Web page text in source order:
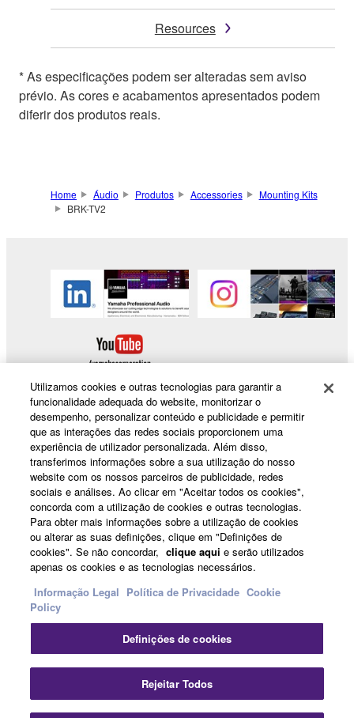
Resources
* As especificações podem ser alteradas sem aviso
prévio. As cores e acabamentos apresentados podem
diferir dos produtos reais.
Home Áudio Produtos Accessories
Mounting Kits
BRK-TV2
Products & Solutions
News
About Yamaha
Portugal - English
Consumer
Contacte-nosTermos e Condições
Utilizamos cookies e outras tecnologias para garantir a
funcionalidade adequada do website, monitorizar o
desempenho, personalizar conteúdo e publicidade e permitir
que as interações das redes sociais proporcionem uma
experiência de utilizador personalizada. Além disso,
transferimos informações sobre a sua utilização do nosso
website com os nossos parceiros de publicidade, redes
sociais e análises. Ao clicar em "Aceitar todos os cookies",
concorda com a utilização de cookies e outras tecnologias.
Para obter mais informações sobre a utilização de cookies
ou alterar as suas definições, clique em "Definições de
cookies". Se não concordar, clique aqui e serão utilizados
apenas os cookies e as tecnologias necessários.
Informação Legal Política de Privacidade Cookie
Policy
Definições de cookies
Rejeitar Todos